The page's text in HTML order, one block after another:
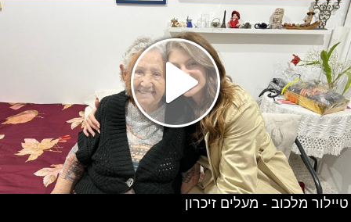
טיילור מלכוב - מעלים זיכרון